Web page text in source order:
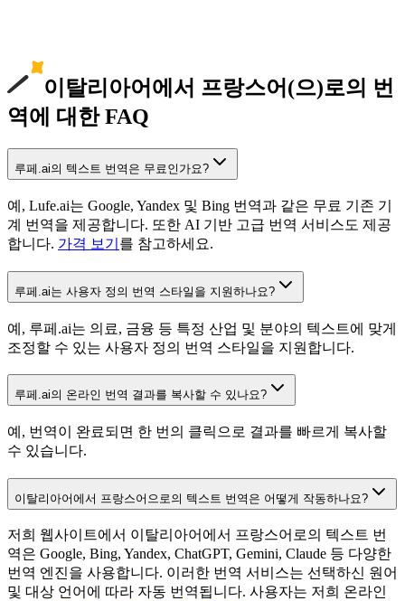
이탈리아어에서 프랑스어(으)로의 번
역에 대한 FAQ
루페.ai의 텍스트 번역은 무료인가요?
예, Lufe.ai는 Google, Yandex 및 Bing 번역과 같은 무료 기존 기
계 번역을 제공합니다. 또한 AI 기반 고급 번역 서비스도 제공
합니다. 가격 보기 를 참고하세요.
루페.ai는 사용자 정의 번역 스타일을 지원하나요?
예, 루페.ai는 의료, 금융 등 특정 산업 및 분야의 텍스트에 맞게
조정할 수 있는 사용자 정의 번역 스타일을 지원합니다.
루페.ai의 온라인 번역 결과를 복사할 수 있나요?
예, 번역이 완료되면 한 번의 클릭으로 결과를 빠르게 복사할
수 있습니다.
이탈리아어에서 프랑스어으로의 텍스트 번역은 어떻게 작동하나요?
저희 웹사이트에서 이탈리아어에서 프랑스어로의 텍스트 번
역은 Google, Bing, Yandex, ChatGPT, Gemini, Claude 등 다양한
번역 엔진을 사용합니다. 이러한 번역 서비스는 선택하신 원어
및 대상 언어에 따라 자동 번역됩니다. 사용자는 저희 온라인